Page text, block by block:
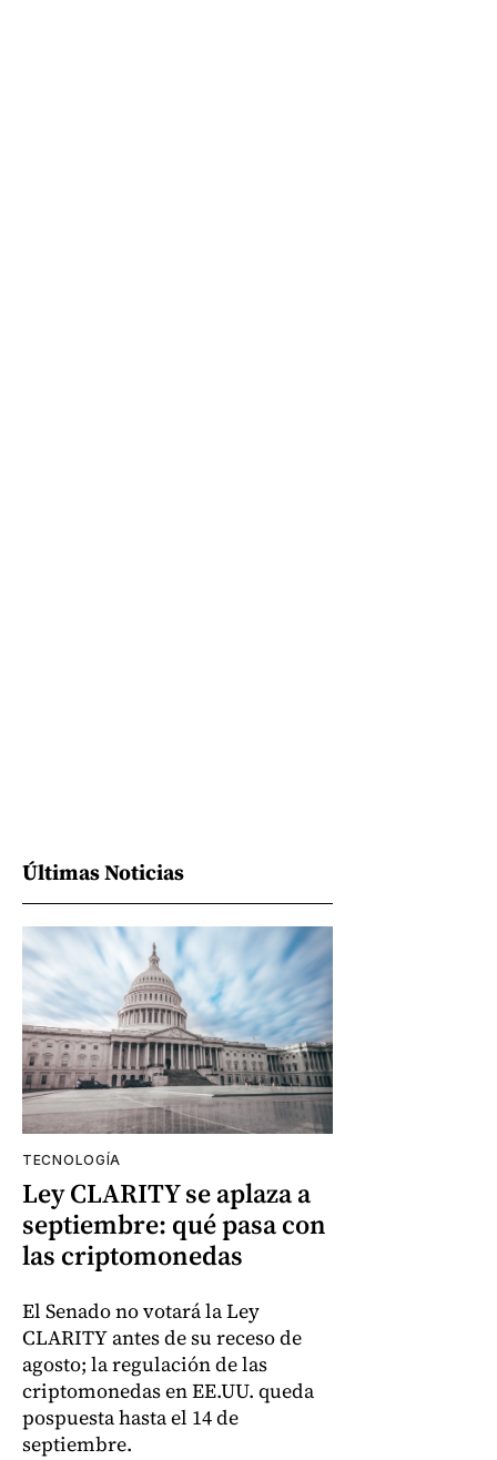
Últimas Noticias
TECNOLOGÍA
Ley CLARITY se aplaza a
septiembre: qué pasa con
las criptomonedas
El Senado no votará la Ley
CLARITY antes de su receso de
agosto; la regulación de las
criptomonedas en EE.UU. queda
pospuesta hasta el 14 de
septiembre.